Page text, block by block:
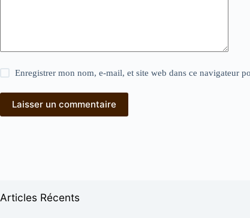
Enregistrer mon nom, e-mail, et site web dans ce navigateur
Laisser un commentaire
Articles Récents